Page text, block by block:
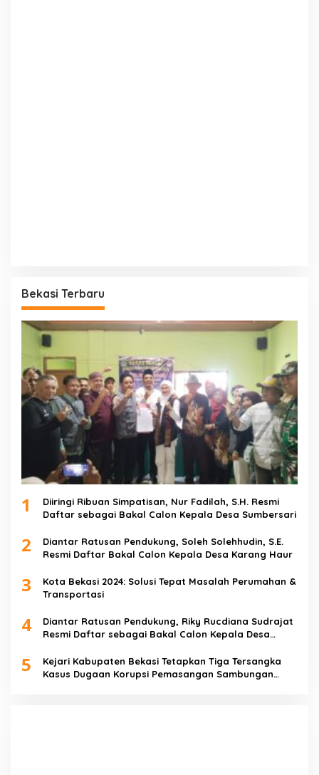
Bekasi Terbaru
1
Diiringi Ribuan Simpatisan, Nur Fadilah, S.H. Resmi
Daftar sebagai Bakal Calon Kepala Desa Sumbersari
2
Diantar Ratusan Pendukung, Soleh Solehhudin, S.E.
Resmi Daftar Bakal Calon Kepala Desa Karang Haur
3
Kota Bekasi 2024: Solusi Tepat Masalah Perumahan &
Transportasi
4
Diantar Ratusan Pendukung, Riky Rucdiana Sudrajat
Resmi Daftar sebagai Bakal Calon Kepala Desa
5
Kejari Kabupaten Bekasi Tetapkan Tiga Tersangka
Kasus Dugaan Korupsi Pemasangan Sambungan